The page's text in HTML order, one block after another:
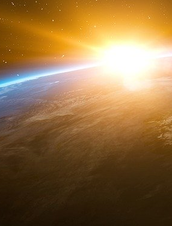
automobiles eux-
de
réduire la
opérations et d’investir dans
comme BMW ont déjà
strictes dans l’UE, mais il
éviter les sanctions
y avoir de l’espoir à long
il est vraiment